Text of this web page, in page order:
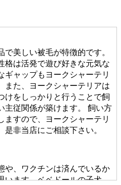
美しい被毛が特徴的です。
格は活発で遊び好きな元気な
ギャップもヨークシャーテリ
また、ヨークシャーテリアは
けをしっかりと行うことで飼
主従関係が築けます。 飼い方
すので、ヨークシャーテリ
非当店にご相談下さい。
や、ワクチンは済んでいるか
います。ベベドールの子犬